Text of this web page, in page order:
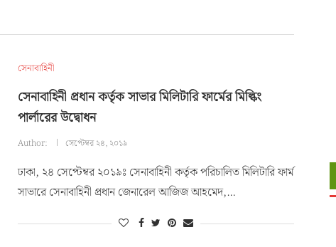
সেনাবাহিনী
সেনাবাহিনী প্রধান কর্তৃক সাভার মিলিটারি ফার্মের মিল্কিং
পার্লারের উদ্বোধন
Author: সেপ্টেম্বর ২৪, ২০১৯
ঢাকা, ২৪ সেপ্টেম্বর ২০১৯ঃ সেনাবাহিনী কর্তৃক পরিচালিত মিলিটারি ফার্ম
সাভারে সেনাবাহিনী প্রধান জেনারেল আজিজ আহমেদ,…